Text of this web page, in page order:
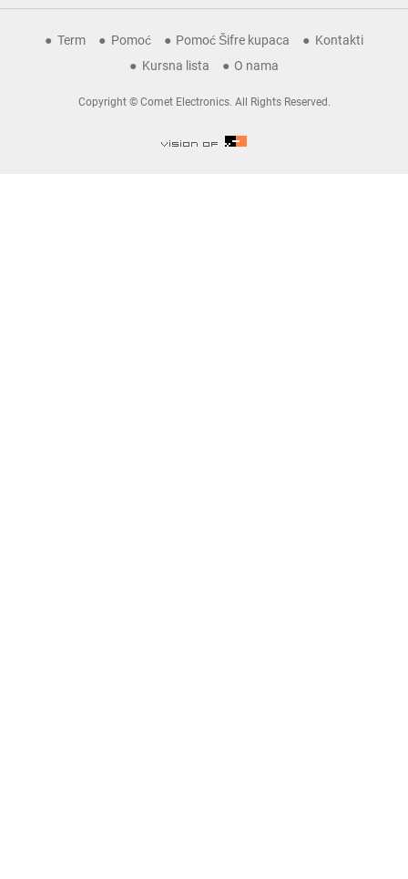
Term Pomoć Pomoć Šifre kupaca
Kontakti
Kursna lista
O nama
Copyright © Comet Electronics. All Rights Reserved.